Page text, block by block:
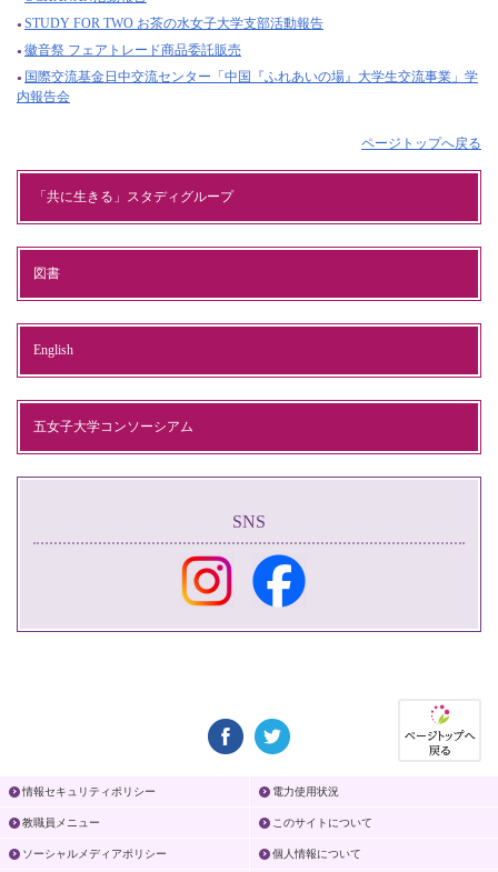
STUDY FOR TWO お茶の水女子大学支部活動報告
徽音祭 フェアトレード商品委託販売
国際交流基金日中交流センター「中国『ふれあいの場』大学生交流事業」学
内報告会
ページトップへ戻る
「共に生きる」スタディグループ
図書
English
五女子大学コンソーシアム
SNS
情報セキュリティポリシー 電力使用状況
教職員メニュー このサイトについて
ソーシャルメディアポリシー 個人情報について